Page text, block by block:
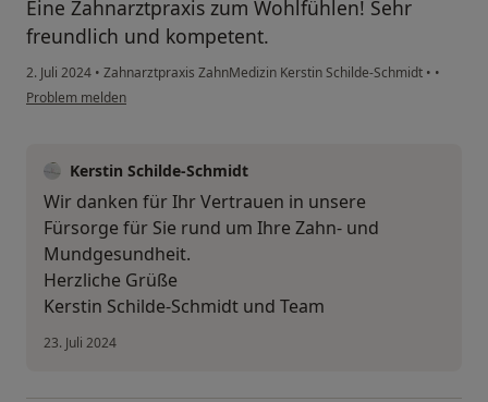
Eine Zahnarztpraxis zum Wohlfühlen! Sehr
freundlich und kompetent.
2. Juli 2024 • Zahnarztpraxis ZahnMedizin Kerstin Schilde-Schmidt • •
Problem melden
Kerstin Schilde-Schmidt
Wir danken für Ihr Vertrauen in unsere
Fürsorge für Sie rund um Ihre Zahn- und
Mundgesundheit.
Herzliche Grüße
Kerstin Schilde-Schmidt und Team
23. Juli 2024